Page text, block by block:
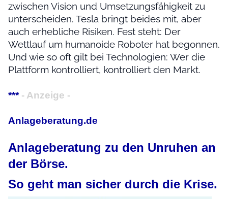
zwischen Vision und Umsetzungsfähigkeit zu
unterscheiden. Tesla bringt beides mit, aber
auch erhebliche Risiken. Fest steht: Der
Wettlauf um humanoide Roboter hat begonnen.
Und wie so oft gilt bei Technologien: Wer die
Plattform kontrolliert, kontrolliert den Markt.
*** - Anzeige -
Anlageberatung.de
Anlageberatung zu den Unruhen an
der Börse.
So geht man sicher durch die Krise.